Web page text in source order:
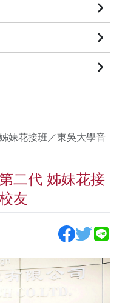
妹花接班／東吳大學音
二代 姊妹花接
友